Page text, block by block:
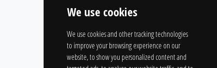
We use cookies
We use cookies and other tracking technologies
to improve your browsing experience on our
website, to show you personalized content and